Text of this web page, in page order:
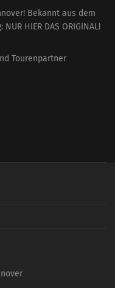
Bekannt aus dem
HIER DAS ORIGINAL!
Tourenpartner